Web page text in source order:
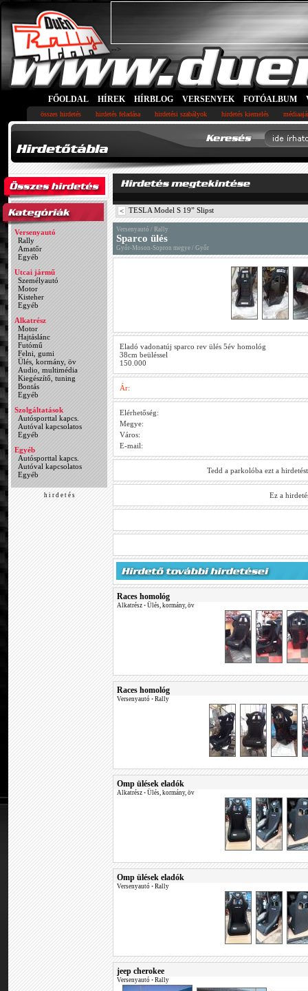
-->
FŐOLDAL HÍREK HÍRBLOG VERSENYEK FOTÓALBUM
összes hirdetés hirdetés feladása hirdetési szabályok hirdetés kiemelés
Versenyautó
Rally
Amatőr
Egyéb
Utcai jármű
Személyautó
Motor
Kisteher
Egyéb
Alkatrész
Motor
Hajtáslánc
Futómű
Felni, gumi
Ülés, kormány, öv
Audio, multimédia
Kiegészítő, tuning
Bontás
Egyéb
Szolgáltatások
Autósporttal kapcs.
Autóval kapcsolatos
Egyéb
Egyéb
Autósporttal kapcs.
Autóval kapcsolatos
Egyéb
h i r d e t é s
< TESLA Model S 19” Slipst
Versenyautó / Rally
Sparco ülés
Győr-Moson-Sopron megye / Győr
Eladó vadonatúj sparco rev ülés 5év homológ
38cm beüléssel
150.000
Ár:
Elérhetőség:
Megye:
Város:
E-mail:
Tedd a parkolóba ezt a
Ez a
Races homológ
Alkatrész • Ülés, kormány, öv
Races homológ
Versenyautó • Rally
Omp ülések eladók
Alkatrész • Ülés, kormány, öv
Omp ülések eladók
Versenyautó • Rally
jeep cherokee
Versenyautó • Rally